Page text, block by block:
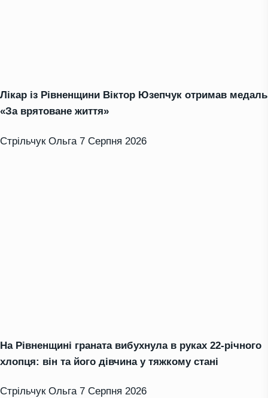
Лікар із Рівненщини Віктор Юзепчук отримав медаль
«За врятоване життя»
Стрільчук Ольга 7 Серпня 2026
На Рівненщині граната вибухнула в руках 22-річного
хлопця: він та його дівчина у тяжкому стані
Стрільчук Ольга 7 Серпня 2026